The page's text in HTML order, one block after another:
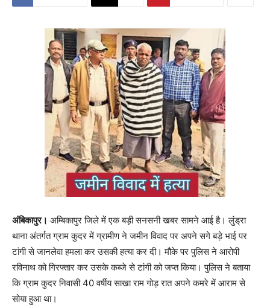
अंबिकापुर। अम्बिकापुर जिले में एक बड़ी सनसनी खबर सामने आई है। लुंड्रा
थाना अंतर्गत ग्राम कुदर में ग्रामीण ने जमीन विवाद पर अपने सगे बड़े भाई पर
टांगी से जानलेवा हमला कर उसकी हत्या कर दी। मौके पर पुलिस ने आरोपी
रविनाथ को गिरफ्तार कर उसके कब्जे से टांगी को जप्त किया। पुलिस ने बताया
कि ग्राम कुदर निवासी 40 वर्षीय साखा राम गोड़ रात अपने कमरे में आराम से
सोया हुआ था।